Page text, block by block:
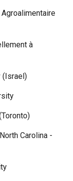
à
(Israel)
Carolina -